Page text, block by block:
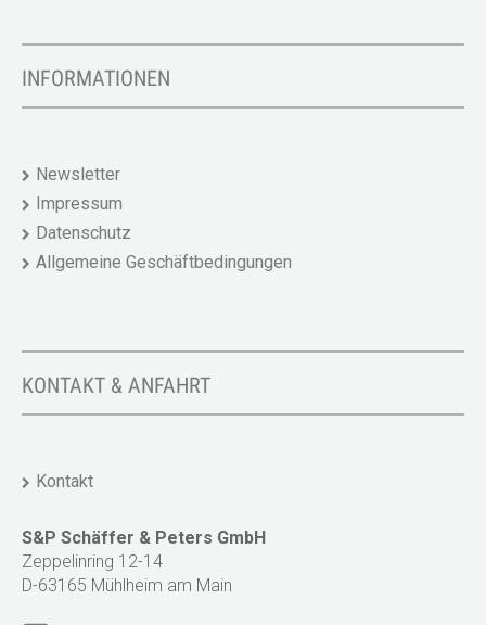
INFORMATIONEN
Newsletter
Impressum
Datenschutz
Allgemeine Geschäftbedingungen
KONTAKT & ANFAHRT
Kontakt
S&P Schäffer & Peters GmbH
Zeppelinring 12-14
D-63165 Mühlheim am Main